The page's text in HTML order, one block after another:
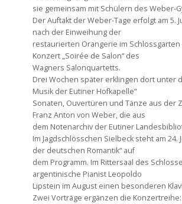
sie gemeinsam mit Schülern des Weber-
Der Auftakt der Weber-Tage erfolgt am 5.
nach der Einweihung der
restaurierten Orangerie im Schlossgarten
Konzert „Soirée de Salon“ des
Wagners Salonquartetts.
Drei Wochen später erklingen dort unter
Musik der Eutiner Hofkapelle“
Sonaten, Ouvertüren und Tänze aus der
Franz Anton von Weber, die aus
dem Notenarchiv der Eutiner
Im Jagdschlösschen Sielbeck steht am 24.
der deutschen Romantik“ auf
dem Programm. Im Rittersaal des
argentinische Pianist Leopoldo
Lipstein im August einen besonderen
Zwei Vorträge ergänzen die Konzertreihe: